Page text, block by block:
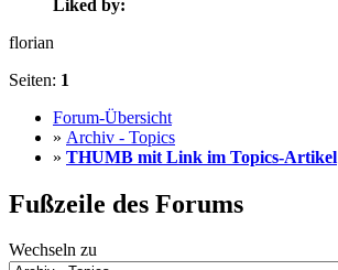
Liked by:
florian
Seiten: 1
Forum-Übersicht
» Archiv - Topics
» THUMB mit Link im Topics-Artikel
Fußzeile des Forums
Wechseln zu